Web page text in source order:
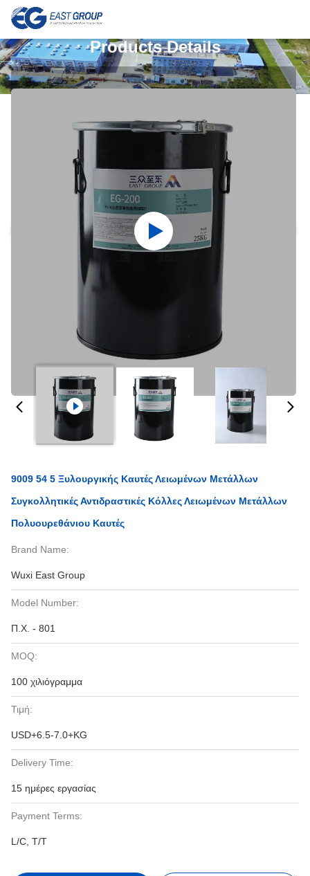
Products Details
9009 54 5 Ξυλουργικής Καυτές Λειωμένων Μετάλλων
Συγκολλητικές Αντιδραστικές Κόλλες Λειωμένων Μετάλλων
Πολυουρεθάνιου Καυτές
Brand Name:
Wuxi East Group
Model Number:
Π.Χ. - 801
MOQ:
100 χιλιόγραμμα
Τιμή:
USD+6.5-7.0+KG
Delivery Time:
15 ημέρες εργασίας
Payment Terms:
L/C, T/T